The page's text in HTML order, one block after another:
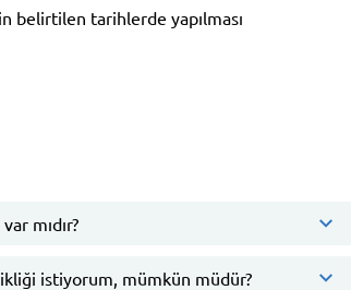
belirtilen tarihlerde yapılması
mıdır?
istiyorum, mümkün müdür?